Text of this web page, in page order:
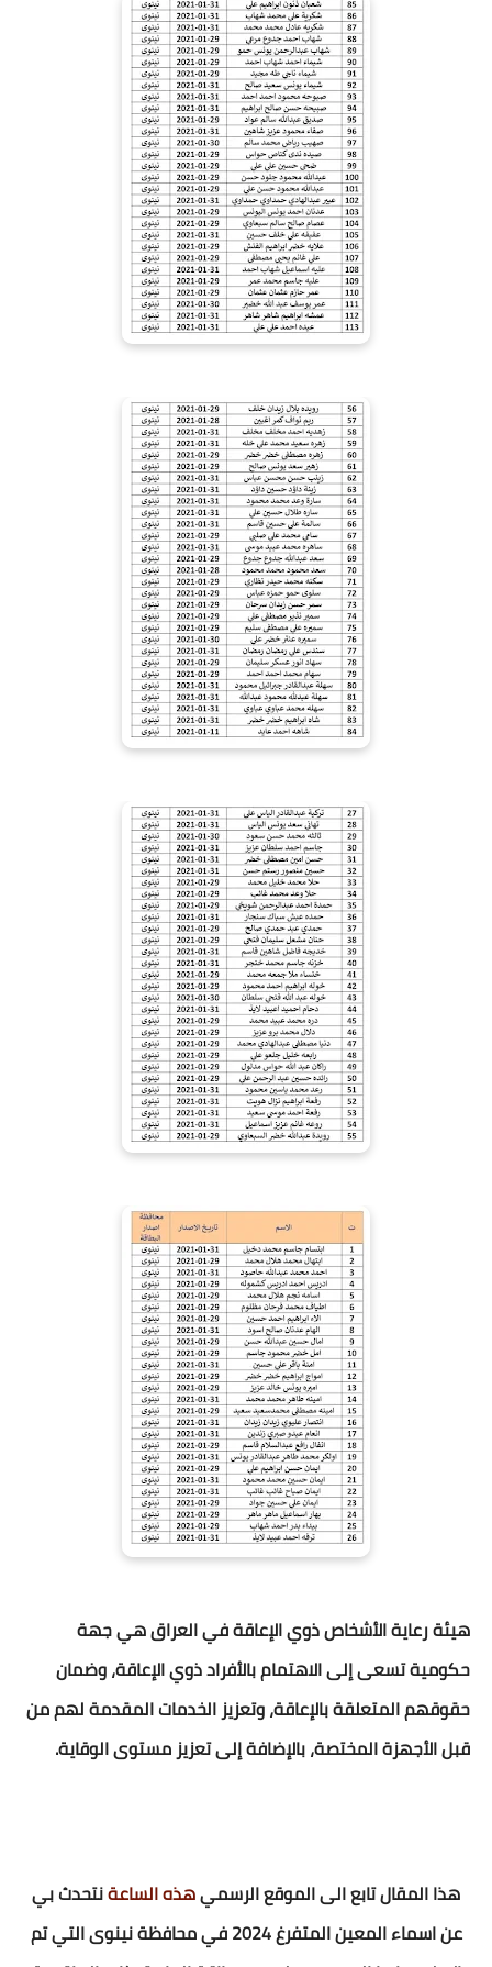
هيئة رعاية الأشخاص ذوي الإعاقة في العراق هي جهة
حكومية تسعى إلى الاهتمام بالأفراد ذوي الإعاقة، وضمان
حقوقهم المتعلقة بالإعاقة، وتعزيز الخدمات المقدمة لهم من
قبل الأجهزة المختصة، بالإضافة إلى تعزيز مستوى الوقاية.
هذا المقال تابع الى الموقع الرسميهذه الساعةنتحدث بي
عن اسماء المعين المتفرغ 2024 في محافظة نينوى التي تم